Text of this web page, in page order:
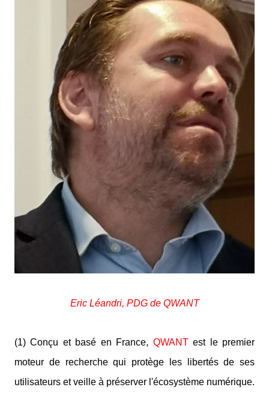
Eric Léandri, PDG de QWANT
(1) Conçu et basé en France, QWANTest le premier
moteur de recherche qui protège les libertés de ses
utilisateurs et veille à préserver l'écosystème numérique.